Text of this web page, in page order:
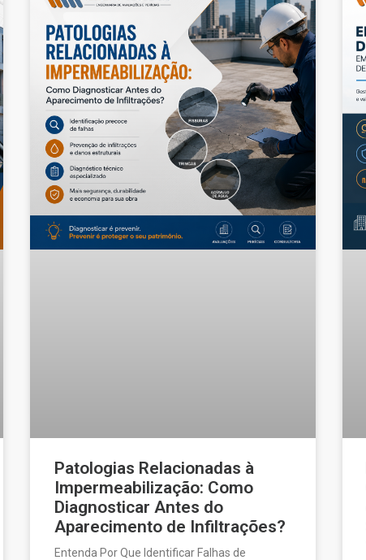
Patologias Relacionadas à
Impermeabilização: Como
Diagnosticar Antes do
Aparecimento de Infiltrações?
Entenda Por Que Identificar Falhas de